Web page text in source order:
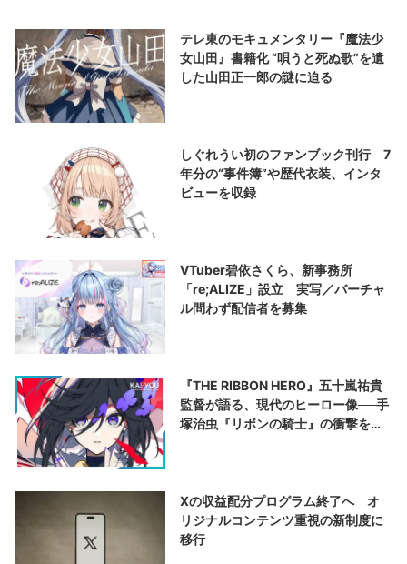
テレ東のモキュメンタリー『魔法少
女山田』書籍化 “唄うと死ぬ歌”を遺
した山田正一郎の謎に迫る
しぐれうい初のファンブック刊行 7
年分の“事件簿”や歴代衣装、インタ
ビューを収録
VTuber碧依さくら、新事務所
「re;ALIZE」設立 実写／バーチャ
ル問わず配信者を募集
『THE RIBBON HERO』五十嵐祐貴
監督が語る、現代のヒーロー像──手
塚治虫『リボンの騎士』の衝撃を再
Xの収益配分プログラム終了へ オ
リジナルコンテンツ重視の新制度に
移行